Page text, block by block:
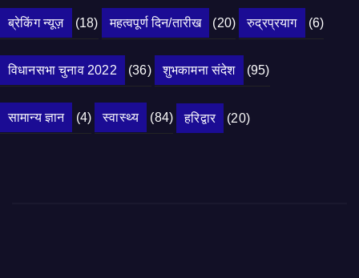
ब्रेकिंग न्यूज़ (18) महत्वपूर्ण दिन/तारीख (20) रुद्रप्रयाग (6)
विधानसभा चुनाव 2022 (36) शुभकामना संदेश (95)
सामान्य ज्ञान (4) स्वास्थ्य (84) हरिद्वार (20)